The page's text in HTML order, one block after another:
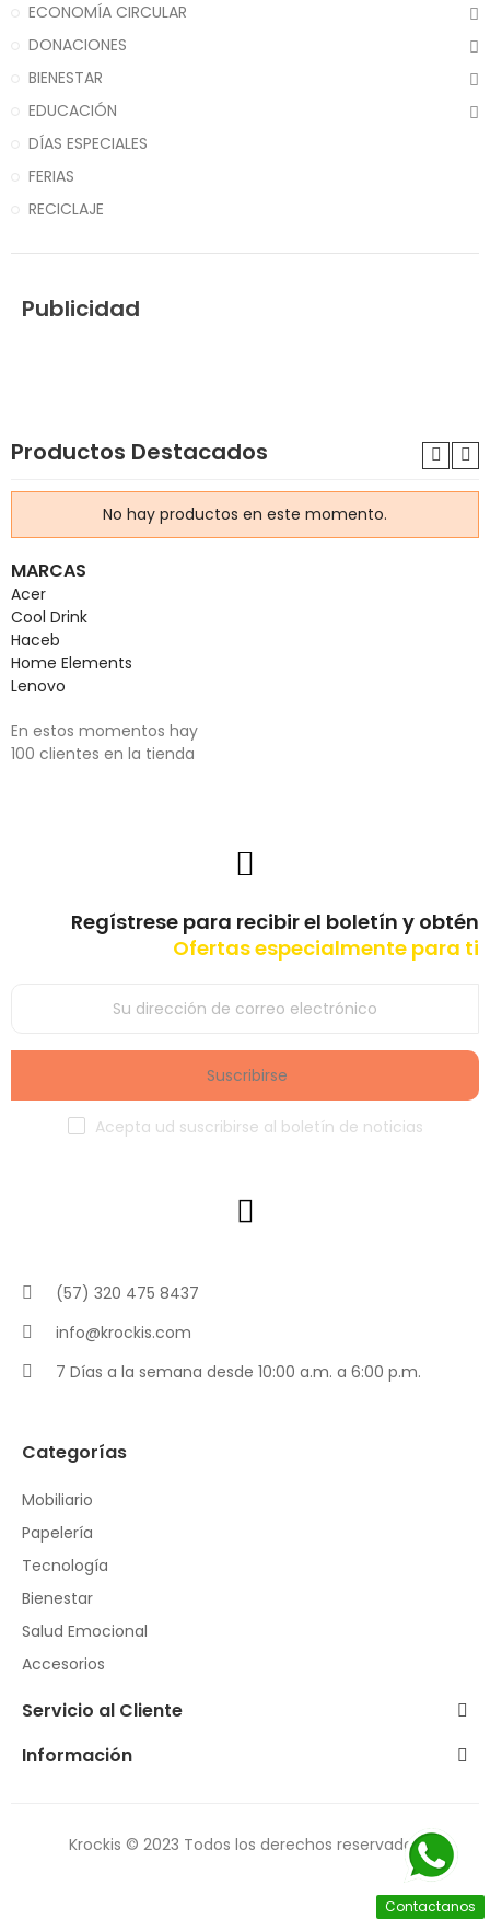
ECONOMÍA CIRCULAR
DONACIONES
BIENESTAR
EDUCACIÓN
DÍAS ESPECIALES
FERIAS
RECICLAJE
Publicidad
Productos Destacados
No hay productos en este momento.
MARCAS
Acer
Cool Drink
Haceb
Home Elements
Lenovo
En estos momentos hay
100 clientes en la tienda
Contactanos
Regístrese para recibir el boletín y obtén
Ofertas especialmente para ti
Suscribirse
Acepta ud suscribirse al boletín de noticias
(57) 320 475 8437
info@krockis.com
7 Días a la semana desde 10:00 a.m. a 6:00 p.m.
Categorías
Mobiliario
Papelería
Tecnología
Bienestar
Salud Emocional
Accesorios
Servicio al Cliente
Información
Krockis © 2023 Todos los derechos reservados